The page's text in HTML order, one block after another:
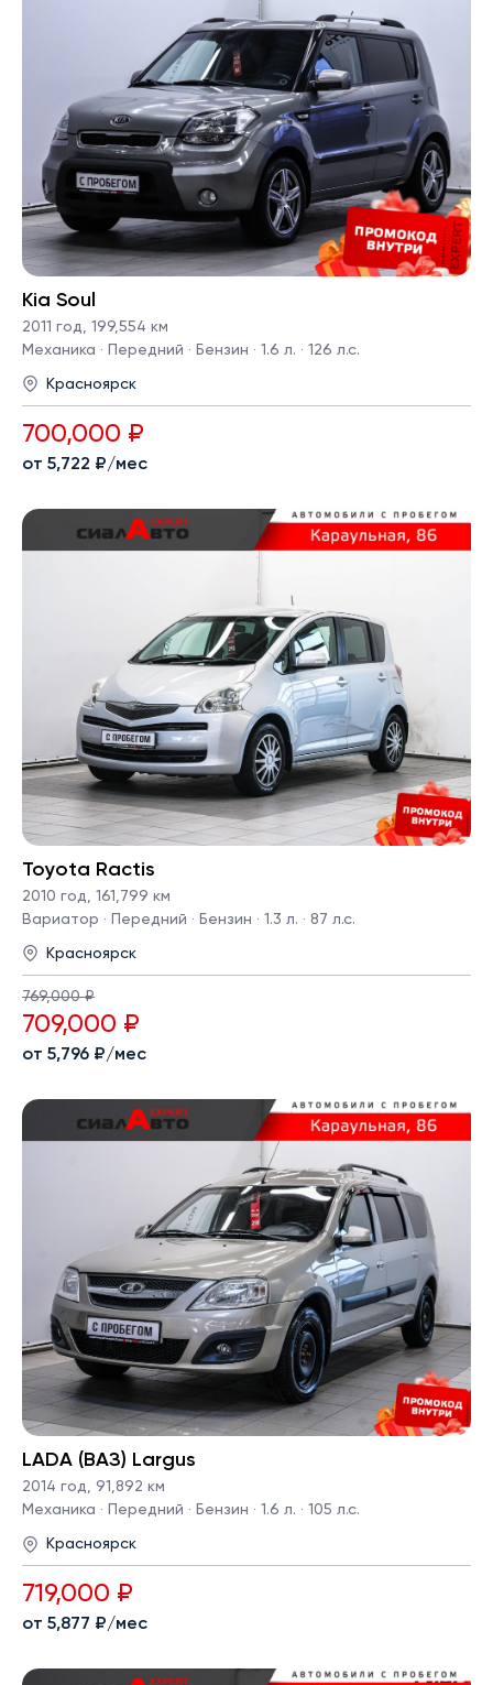
Kia Soul
2011 год
199,554 км
Механика · Передний · Бензин · 1.6 л. · 126 л.с.
Красноярск
700,000 ₽
от 5,722 ₽/мес
Toyota Ractis
2010 год, 161,799 км
Вариатор · Передний · Бензин · 1.3 л. · 87 л.с.
Красноярск
769,000 ₽
709,000 ₽
от 5,796 ₽/мес
LADA (ВАЗ) Largus
2014 год, 91,892 км
Механика · Передний · Бензин · 1.6 л. · 105 л.с.
Красноярск
719,000 ₽
от 5,877 ₽/мес